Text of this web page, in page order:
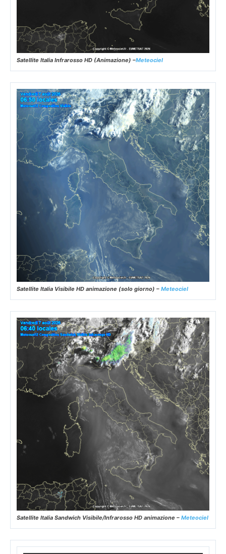
Satellite Italia Infrarosso HD (Animazione) –Meteociel
Satellite Italia Visibile HD animazione (solo giorno) – Meteociel
Satellite Italia Sandwich Visibile/Infrarosso HD animazione – Meteociel